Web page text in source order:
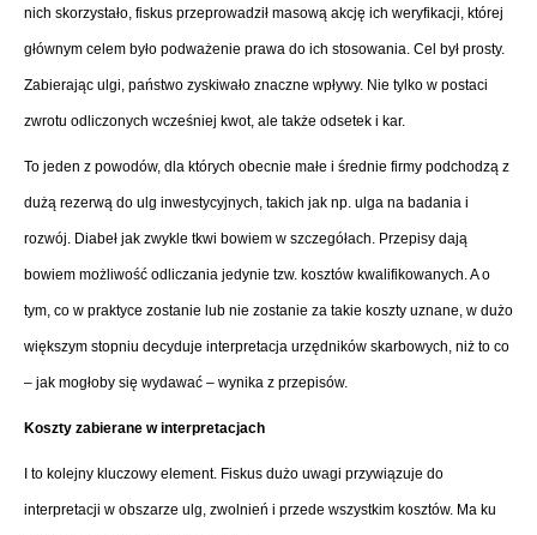
nich skorzystało, fiskus przeprowadził masową akcję ich weryfikacji, której
głównym celem było podważenie prawa do ich stosowania. Cel był prosty.
Zabierając ulgi, państwo zyskiwało znaczne wpływy. Nie tylko w postaci
zwrotu odliczonych wcześniej kwot, ale także odsetek i kar.
To jeden z powodów, dla których obecnie małe i średnie firmy podchodzą z
dużą rezerwą do ulg inwestycyjnych, takich jak np. ulga na badania i
rozwój. Diabeł jak zwykle tkwi bowiem w szczegółach. Przepisy dają
bowiem możliwość odliczania jedynie tzw. kosztów kwalifikowanych. A o
tym, co w praktyce zostanie lub nie zostanie za takie koszty uznane, w dużo
większym stopniu decyduje interpretacja urzędników skarbowych, niż to co
– jak mogłoby się wydawać – wynika z przepisów.
Koszty zabierane w interpretacjach
I to kolejny kluczowy element. Fiskus dużo uwagi przywiązuje do
interpretacji w obszarze ulg, zwolnień i przede wszystkim kosztów. Ma ku